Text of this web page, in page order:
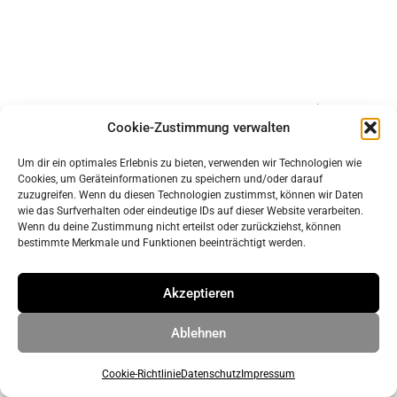
Cookie-Zustimmung verwalten
Um dir ein optimales Erlebnis zu bieten, verwenden wir Technologien wie
Cookies, um Geräteinformationen zu speichern und/oder darauf
zuzugreifen. Wenn du diesen Technologien zustimmst, können wir Daten
wie das Surfverhalten oder eindeutige IDs auf dieser Website verarbeiten.
Wenn du deine Zustimmung nicht erteilst oder zurückziehst, können
bestimmte Merkmale und Funktionen beeinträchtigt werden.
Akzeptieren
Ablehnen
Cookie-RichtlinieDatenschutz Impressum
Impressum
Datenschutz
© 2026 ahrens & grabenhorst architekten stadtplaner Part
GmbB• Erstellt mitGeneratePress